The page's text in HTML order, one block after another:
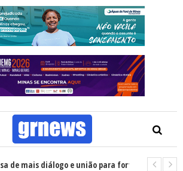
mais diálogo e união para fortalecer Minas e